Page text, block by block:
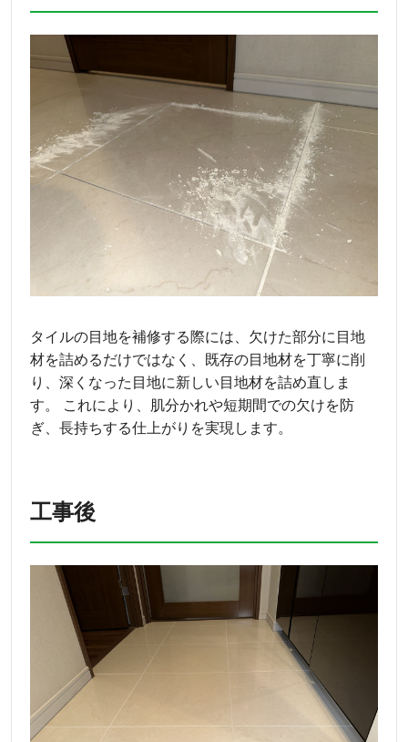
タイルの目地を補修する際には、欠けた部分に目地
材を詰めるだけではなく、既存の目地材を丁寧に削
り、深くなった目地に新しい目地材を詰め直しま
す。 これにより、肌分かれや短期間での欠けを防
ぎ、長持ちする仕上がりを実現します。
工事後